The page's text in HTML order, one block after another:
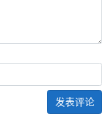
发表评论